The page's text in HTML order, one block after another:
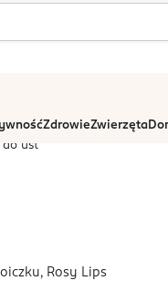
ZdrowieZwierzęta
do ust
Rosy Lips